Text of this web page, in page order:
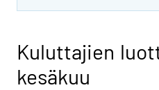
Kuluttajien
kesäkuu